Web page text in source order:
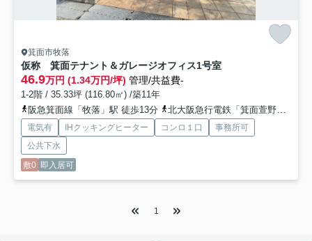
箕面市牧落
仮称 箕面テナント＆ガレージオフィス1号室
46.9万円 (1.34万円/坪) 管理/共益費-
1-2階 / 35.33坪 (116.80㎡) /築11年
阪急箕面線「牧落」駅 徒歩13分
北大阪急行電鉄「箕面萱野」駅 徒歩23分
電気有 IHクッキングヒーター コンロ１口
事務所可
公共下水
敷0 即入居可
1